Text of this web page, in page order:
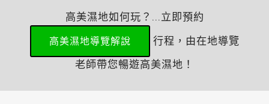
高美濕地如何玩？...立即預約
高美濕地導覽解說
行程，由在地導覽
老師帶您暢遊高美濕地！